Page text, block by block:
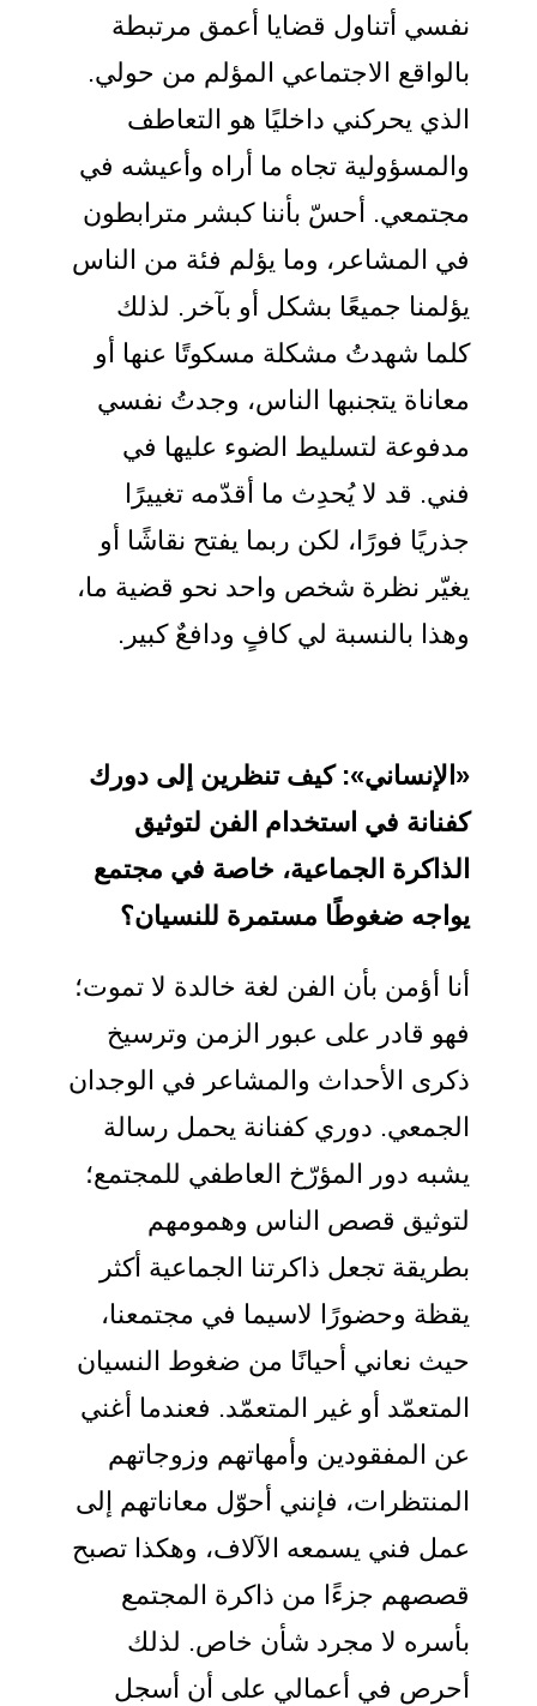
نفسي أتناول قضايا أعمق مرتبطة
بالواقع الاجتماعي المؤلم من حولي.
الذي يحركني داخليًا هو التعاطف
والمسؤولية تجاه ما أراه وأعيشه في
مجتمعي. أحسّ بأننا كبشر مترابطون
في المشاعر، وما يؤلم فئة من الناس
يؤلمنا جميعًا بشكل أو بآخر. لذلك
كلما شهدتُ مشكلة مسكوتًا عنها أو
معاناة يتجنبها الناس، وجدتُ نفسي
مدفوعة لتسليط الضوء عليها في
فني. قد لا يُحدِث ما أقدّمه تغييرًا
جذريًا فورًا، لكن ربما يفتح نقاشًا أو
يغيّر نظرة شخص واحد نحو قضية ما،
وهذا بالنسبة لي كافٍ ودافعٌ كبير.
«الإنساني»: كيف تنظرين إلى دورك
كفنانة في استخدام الفن لتوثيق
الذاكرة الجماعية، خاصة في مجتمع
يواجه ضغوطًا مستمرة للنسيان؟
أنا أؤمن بأن الفن لغة خالدة لا تموت؛
فهو قادر على عبور الزمن وترسيخ
ذكرى الأحداث والمشاعر في الوجدان
الجمعي. دوري كفنانة يحمل رسالة
يشبه دور المؤرّخ العاطفي للمجتمع؛
لتوثيق قصص الناس وهمومهم
بطريقة تجعل ذاكرتنا الجماعية أكثر
يقظة وحضورًا لاسيما في مجتمعنا،
حيث نعاني أحيانًا من ضغوط النسيان
المتعمّد أو غير المتعمّد. فعندما أغني
عن المفقودين وأمهاتهم وزوجاتهم
المنتظرات، فإنني أحوّل معاناتهم إلى
عمل فني يسمعه الآلاف، وهكذا تصبح
قصصهم جزءًا من ذاكرة المجتمع
بأسره لا مجرد شأن خاص. لذلك
أحرص في أعمالي على أن أسجل